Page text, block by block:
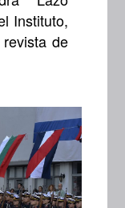
Instituto,
de